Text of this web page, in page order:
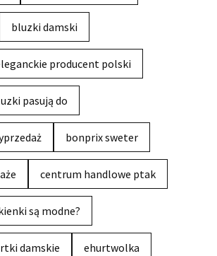
bluzki damski
producent polski
pasują do
bonprix sweter
centrum handlowe ptak
są modne?
damskie ehurtwolka